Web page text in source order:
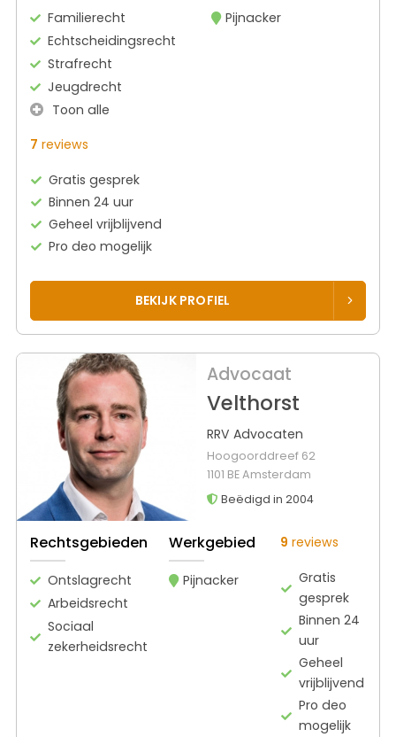
Familierecht
Echtscheidingsrecht
Strafrecht
Jeugdrecht
Toon alle
Pijnacker
7 reviews
Gratis gesprek
Binnen 24 uur
Geheel vrijblijvend
Pro deo mogelijk
BEKIJK PROFIEL
Advocaat
Velthorst
RRV Advocaten
Hoogoorddreef 62
1101 BE Amsterdam
Beëdigd in 2004
Rechtsgebieden
Ontslagrecht
Arbeidsrecht
Sociaal
zekerheidsrecht
Werkgebied
Pijnacker
9 reviews
Gratis
gesprek
Binnen 24
uur
Geheel
vrijblijvend
Pro deo
mogelijk